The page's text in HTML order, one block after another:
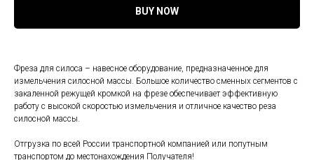
BUY NOW
Фреза для силоса – навесное оборудование, предназначенное для
измельчения силосной массы. Большое количество сменных сегментов с
закаленной режущей кромкой на фрезе обеспечивает эффективную
работу с высокой скоростью измельчения и отличное качество реза
силосной массы.
Отгрузка по всей России транспортной компанией или попутным
транспортом до местонахождения Получателя!